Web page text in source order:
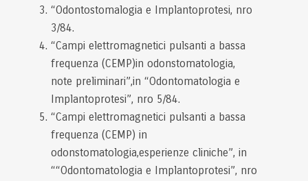
“Odontostomalogia e Implantoprotesi, nro
3/84.
“Campi elettromagnetici pulsanti a bassa
frequenza (CEMP)in odonstomatologia,
note preliminari”,in “Odontomatologia e
Implantoprotesi”, nro 5/84.
“Campi elettromagnetici pulsanti a bassa
frequenza (CEMP) in
odonstomatologia,esperienze cliniche”, in
““Odontomatologia e Implantoprotesi”, nro